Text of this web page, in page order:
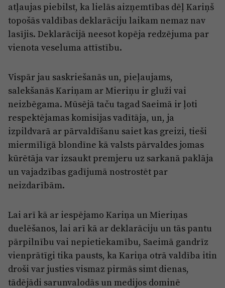
atļaujas piebilst, ka lielās aizņemtības dēļ Kariņš
topošās valdības deklarāciju laikam nemaz nav
lasījis. Deklarācijā neesot kopēja redzējuma par
vienota veseluma attīstību.
Vispār jau saskriešanās un, pieļaujams,
salekšanās Kariņam ar Mieriņu ir gluži vai
neizbēgama. Mūsējā taču tagad Saeimā ir ļoti
respektējamas komisijas vadītāja, un, ja
izpildvarā ar pārvaldīšanu saiet kas greizi, tieši
miermīlīgā blondīne kā valsts pārvaldes jomas
kūrētāja var izsaukt premjeru uz sarkanā paklāja
un vajadzības gadījumā nostrostēt par
neizdarībām.
Lai arī kā ar iespējamo Kariņa un Mieriņas
duelēšanos, lai arī kā ar deklarāciju un tās pantu
pārpilnību vai nepietiekamību, Saeimā gandrīz
vienprātīgi tika pausts, ka Kariņa otrā valdība itin
droši var justies vismaz pirmās simt dienas,
tādējādi sarunvalodās un medijos dominē